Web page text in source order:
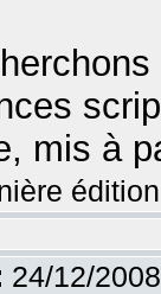
mis à
24/12/